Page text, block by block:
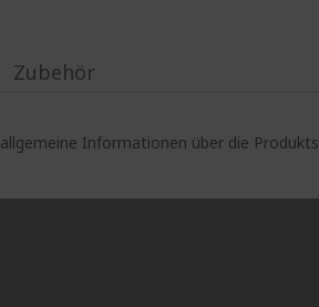
allgemeine Informationen über die
Zubehör